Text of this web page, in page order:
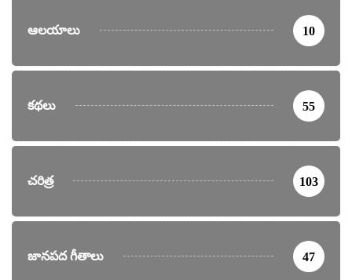
ఆలయాలు 10
కథలు 55
చరిత్ర 103
జానపద గీతాలు 47